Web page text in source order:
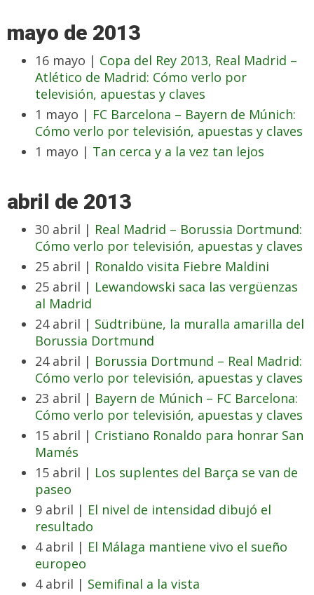
mayo de 2013
16 mayo | Copa del Rey 2013, Real Madrid –
Atlético de Madrid: Cómo verlo por
televisión, apuestas y claves
1 mayo | FC Barcelona – Bayern de Múnich:
Cómo verlo por televisión, apuestas y claves
1 mayo | Tan cerca y a la vez tan lejos
abril de 2013
30 abril | Real Madrid – Borussia Dortmund:
Cómo verlo por televisión, apuestas y claves
25 abril | Ronaldo visita Fiebre Maldini
25 abril | Lewandowski saca las vergüenzas
al Madrid
24 abril | Südtribüne, la muralla amarilla del
Borussia Dortmund
24 abril | Borussia Dortmund – Real Madrid:
Cómo verlo por televisión, apuestas y claves
23 abril | Bayern de Múnich – FC Barcelona:
Cómo verlo por televisión, apuestas y claves
15 abril | Cristiano Ronaldo para honrar San
Mamés
15 abril | Los suplentes del Barça se van de
paseo
9 abril | El nivel de intensidad dibujó el
resultado
4 abril | El Málaga mantiene vivo el sueño
europeo
4 abril | Semifinal a la vista